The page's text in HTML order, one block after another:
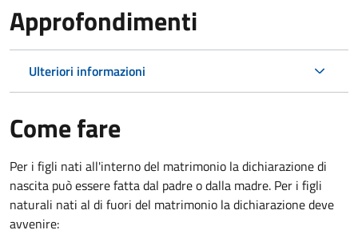
Approfondimenti
Ulteriori informazioni
Come fare
Per i figli nati all'interno del matrimonio la dichiarazione di
nascita può essere fatta dal padre o dalla madre. Per i figli
naturali nati al di fuori del matrimonio la dichiarazione deve
avvenire: